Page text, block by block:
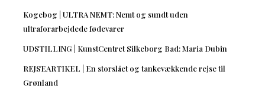
Kogebog | ULTRA NEMT: Nemt og sundt uden
ultraforarbejdede fødevarer
UDSTILLING | KunstCentret Silkeborg Bad: Maria Dubin
REJSEARTIKEL | En storslået og tankevækkende rejse til
Grønland